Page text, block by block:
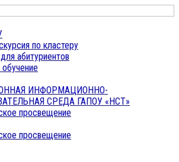
по кластеру
абитуриентов
ИНФОРМАЦИОННО-
СРЕДА ГАПОУ «НСТ»
просвещение
просвещение